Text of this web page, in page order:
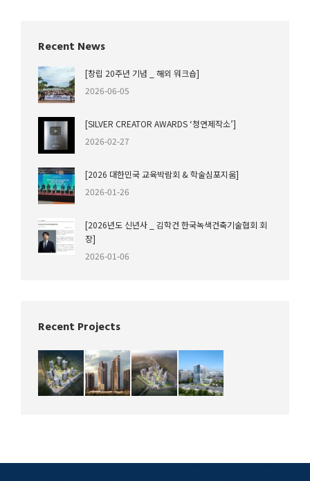
Recent News
[창립 20주년 기념 _ 해외 워크숍]
2026-06-05
[SILVER CREATOR AWARDS ‘청연제작소’]
2026-02-27
[2026 대한민국 교육박람회 & 학술심포지움]
2026-01-26
[2026년도 신년사 _ 김학건 한국녹색건축기술협회 회
장]
2026-01-06
Recent Projects